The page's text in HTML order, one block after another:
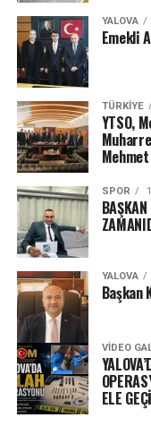
YALOVA
Emekli
TÜRKIYE
YTSO,
SPOR
YALOVA
Başkan
VIDEO
ELE